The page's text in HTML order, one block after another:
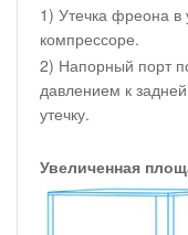
1) Утечка фреона в
компрессоре.
2) Напорный порт
давлением к
утечку.
Увеличенная